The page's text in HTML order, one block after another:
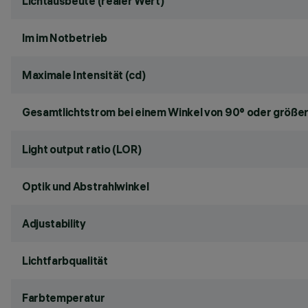
lm im Notbetrieb
Maximale Intensität (cd)
Gesamtlichtstrom bei einem Winkel von 90° oder
Light output ratio (LOR)
Optik und Abstrahlwinkel
Adjustability
Lichtfarbqualität
Farbtemperatur